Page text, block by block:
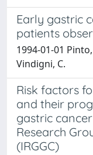
Early gastric
patients
1994-01-01
Vindigni, C.
Risk factors
and their
gastric
Research
(IRGGC)